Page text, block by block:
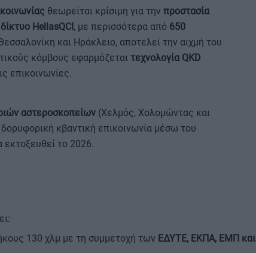
θεωρείται κρίσιμη για την προστασία
δίκτυο HellasQCI , με περισσότερα από 650
και Ηράκλειο, αποτελεί την αιχμή του
κόμβους εφαρμόζεται τεχνολογία QKD
επικοινωνίες.
αστεροσκοπείων(Χελμός, Χολομώντας και
δορυφορική κβαντική επικοινωνία μέσω του
εκτοξευθεί το 2026.
130 χλμ με τη συμμετοχή των ΕΔΥΤΕ, ΕΚΠΑ, ΕΜΠ και